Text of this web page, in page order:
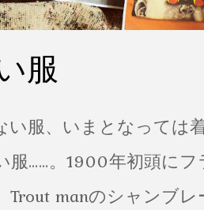
服
い服、いまとなっては
服……。1900年初頭に
Trout manのシャンブ